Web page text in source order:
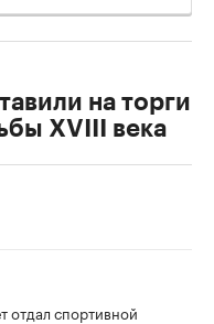
на торги
XVIII века
отдал спортивной